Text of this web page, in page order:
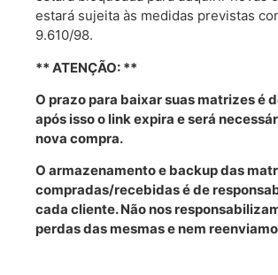
estará sujeita às medidas previstas
9.610/98.
** ATENÇÃO: **
O prazo para baixar suas matrizes é
após isso o link expira e será
nova compra.
O armazenamento e backup das
compradas/recebidas é de
cada cliente. Não nos
perdas das mesmas e nem